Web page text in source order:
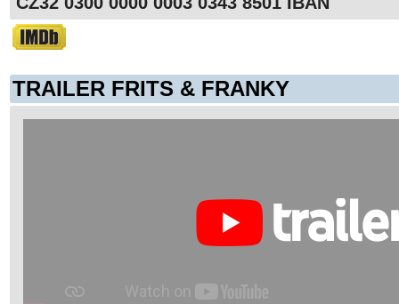
TRAILER FRITS & FRANKY